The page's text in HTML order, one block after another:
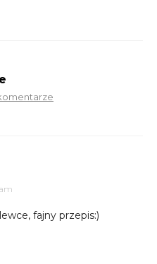
fajny przepis:)